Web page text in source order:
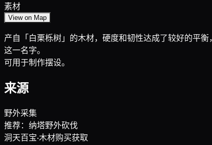
素材
View on Map
产自「白栗栎树」的木材，硬度和韧性达成了较好的平
这一名字。
可用于制作摆设。
来源
野外采集
推荐：纳塔野外砍伐
洞天百宝·木材购买获取